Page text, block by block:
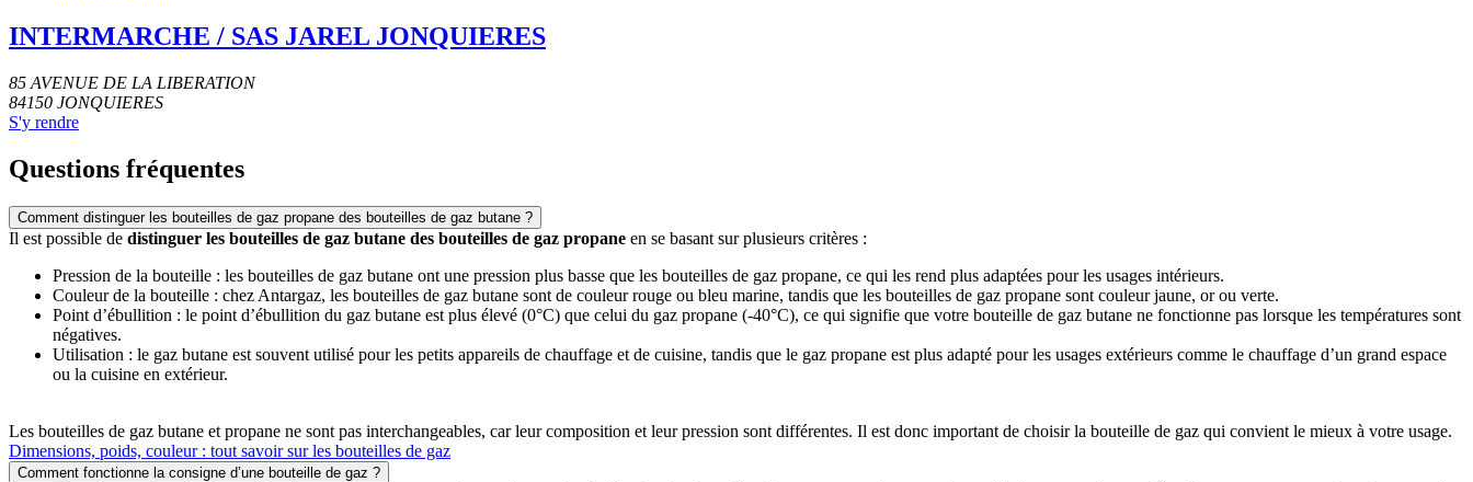
INTERMARCHE / SAS JAREL JONQUIERES
85 AVENUE DE LA LIBERATION
84150 JONQUIERES
S'y rendre
Questions fréquentes
Comment distinguer les bouteilles de gaz propane des bouteilles de gaz butane ?
Il est possible de distinguer les bouteilles de gaz butane des bouteilles de gaz propane en se basant sur plusieurs critères :
Pression de la bouteille : les bouteilles de gaz butane ont une pression plus basse que les bouteilles de gaz propane, ce qui les rend plus adaptées pour les usages intérieurs.
Couleur de la bouteille : chez Antargaz, les bouteilles de gaz butane sont de couleur rouge ou bleu marine, tandis que les bouteilles de gaz propane sont couleur jaune, or ou verte.
Point d’ébullition : le point d’ébullition du gaz butane est plus élevé (0°C) que celui du gaz propane (-40°C), ce qui signifie que votre bouteille de gaz butane ne fonctionne pas lorsque les températures sont
négatives.
Utilisation : le gaz butane est souvent utilisé pour les petits appareils de chauffage et de cuisine, tandis que le gaz propane est plus adapté pour les usages extérieurs comme le chauffage d’un grand espace
ou la cuisine en extérieur.
Les bouteilles de gaz butane et propane ne sont pas interchangeables, car leur composition et leur pression sont différentes. Il est donc important de choisir la bouteille de gaz qui convient le mieux à votre usage.
Dimensions, poids, couleur : tout savoir sur les bouteilles de gaz
Comment fonctionne la consigne d’une bouteille de gaz ?